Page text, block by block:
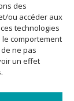
des
ou accéder aux
technologies
comportement
ne pas
un effet